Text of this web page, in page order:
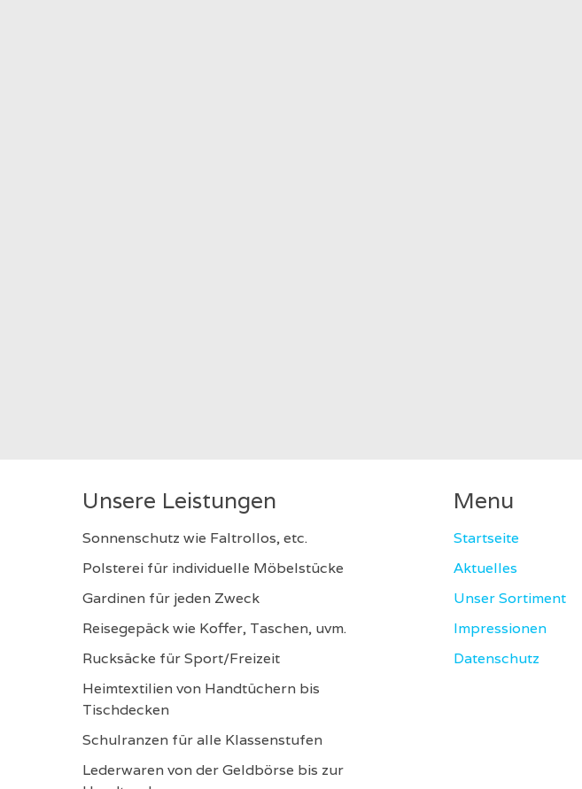
Unsere Leistungen
Sonnenschutz wie Faltrollos, etc.
Polsterei für individuelle Möbelstücke
Gardinen für jeden Zweck
Reisegepäck wie Koffer, Taschen, uvm.
Rucksäcke für Sport/Freizeit
Heimtextilien von Handtüchern bis
Tischdecken
Schulranzen für alle Klassenstufen
Lederwaren von der Geldbörse bis zur
Menu
Startseite
Aktuelles
Unser Sortiment
Impressionen
Datenschutz